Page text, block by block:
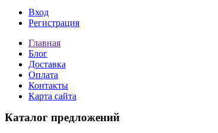
Вход
Регистрация
Главная
Блог
Доставка
Оплата
Контакты
Карта сайта
Каталог предложений